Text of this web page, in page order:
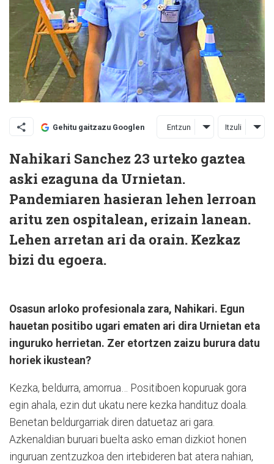
Gehitu gaitzazu Googlen Entzun Itzuli
Nahikari Sanchez 23 urteko gaztea
aski ezaguna da Urnietan.
Pandemiaren hasieran lehen lerroan
aritu zen ospitalean, erizain lanean.
Lehen arretan ari da orain. Kezkaz
bizi du egoera.
Osasun arloko profesionala zara, Nahikari. Egun
hauetan positibo ugari ematen ari dira Urnietan eta
inguruko herrietan. Zer etortzen zaizu burura datu
horiek ikustean?
Kezka, beldurra, amorrua… Positiboen kopuruak gora
egin ahala, ezin dut ukatu nere kezka handituz doala.
Benetan beldurgarriak diren datuetaz ari gara.
Azkenaldian buruari buelta asko eman dizkiot honen
inguruan zentzuzkoa den irtebideren bat atera nahian,